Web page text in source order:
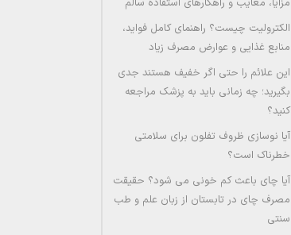
الکترولیت چیست؟ راهنمای کامل فواید،
منابع غذایی و عوارض مصرف زیاد
این علائم را حتی اگر خفیف هستند جدی
بگیرید؛ چه زمانی باید به پزشک مراجعه
کنید؟
آیا نوسازی ظروف تفلون برای سلامتی
خطرناک است؟
آیا چای باعث کم خونی می شود؟ حقیقت
مصرف چای در تابستان از زبان علم و طب
سنتی